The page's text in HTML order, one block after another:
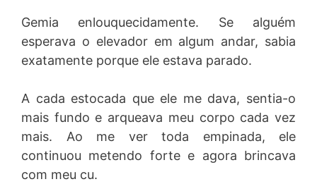
Gemia enlouquecidamente. Se alguém
esperava o elevador em algum andar, sabia
exatamente porque ele estava parado.
A cada estocada que ele me dava, sentia-o
mais fundo e arqueava meu corpo cada vez
mais. Ao me ver toda empinada, ele
continuou metendo forte e agora brincava
com meu cu.